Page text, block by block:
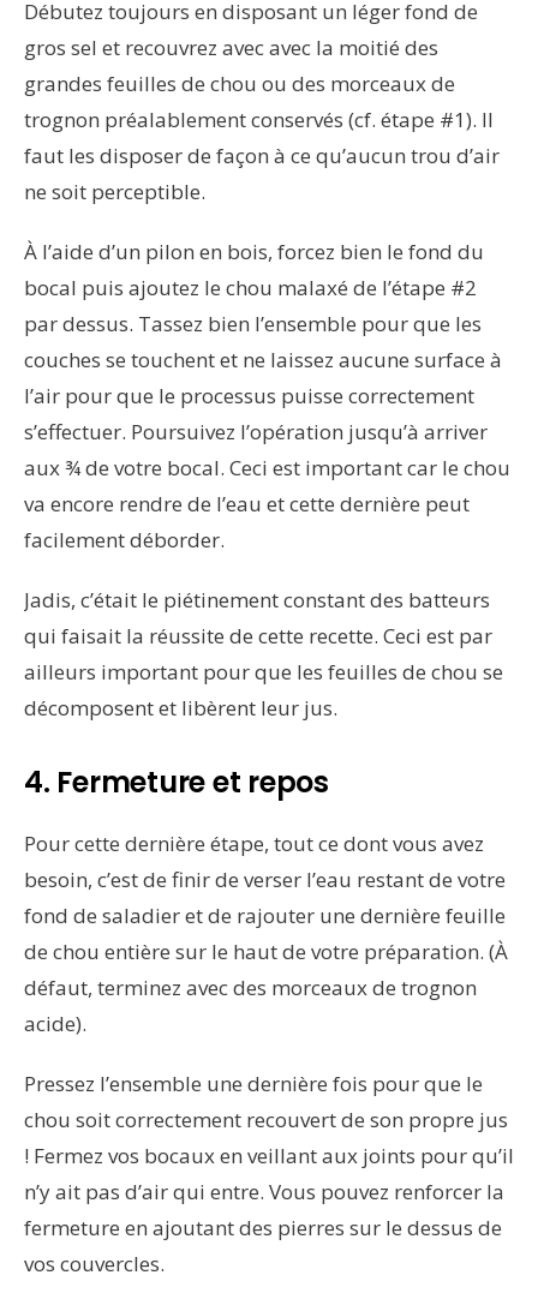
Débutez toujours en disposant un léger fond de
gros sel et recouvrez avec avec la moitié des
grandes feuilles de chou ou des morceaux de
trognon préalablement conservés (cf. étape #1). Il
faut les disposer de façon à ce qu’aucun trou d’air
ne soit perceptible.
À l’aide d’un pilon en bois, forcez bien le fond du
bocal puis ajoutez le chou malaxé de l’étape #2
par dessus. Tassez bien l’ensemble pour que les
couches se touchent et ne laissez aucune surface à
l’air pour que le processus puisse correctement
s’effectuer. Poursuivez l’opération jusqu’à arriver
aux ¾ de votre bocal. Ceci est important car le chou
va encore rendre de l’eau et cette dernière peut
facilement déborder.
Jadis, c’était le piétinement constant des batteurs
qui faisait la réussite de cette recette. Ceci est par
ailleurs important pour que les feuilles de chou se
décomposent et libèrent leur jus.
4. Fermeture et repos
Pour cette dernière étape, tout ce dont vous avez
besoin, c’est de finir de verser l’eau restant de votre
fond de saladier et de rajouter une dernière feuille
de chou entière sur le haut de votre préparation. (À
défaut, terminez avec des morceaux de trognon
acide).
Pressez l’ensemble une dernière fois pour que le
chou soit correctement recouvert de son propre jus
! Fermez vos bocaux en veillant aux joints pour qu’il
n’y ait pas d’air qui entre. Vous pouvez renforcer la
fermeture en ajoutant des pierres sur le dessus de
vos couvercles.